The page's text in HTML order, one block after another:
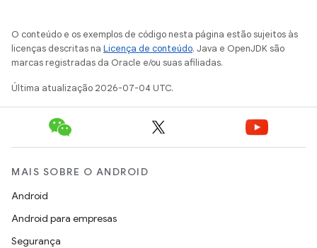
O conteúdo e os exemplos de código nesta página estão sujeitos às
licenças descritas na Licença de conteúdo. Java e OpenJDK são
marcas registradas da Oracle e/ou suas afiliadas.
Última atualização 2026-07-04 UTC.
MAIS SOBRE O ANDROID
Android
Android para empresas
Segurança